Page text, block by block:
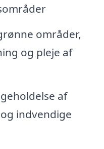
områder,
og pleje af
af
indvendige